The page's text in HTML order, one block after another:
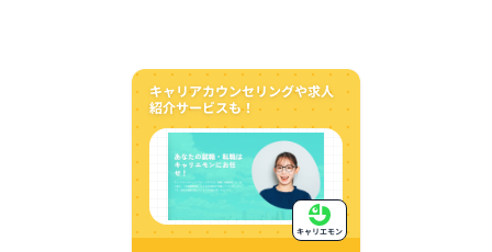
キャリアカウンセリングや求人
紹介サービスも！
キャリエモン